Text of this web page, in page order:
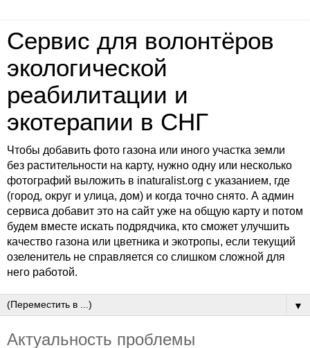
Сервис для волонтёров
экологической
реабилитации и
экотерапии в СНГ
Чтобы добавить фото газона или иного участка земли
без растительности на карту, нужно одну или несколько
фотографий выложить в inaturalist.org с указанием, где
(город, округ и улица, дом) и когда точно снято. А админ
сервиса добавит это на сайт уже на общую карту и потом
будем вместе искать подрядчика, кто сможет улучшить
качество газона или цветника и экотропы, если текущий
озеленитель не справляется со слишком сложной для
него работой.
▼
Актуальность проблемы